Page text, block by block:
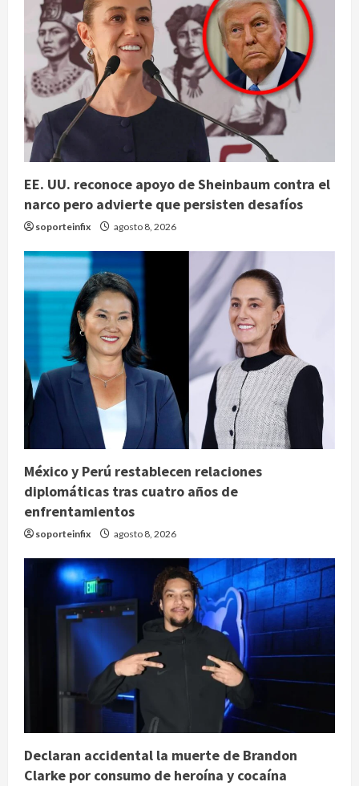
EE. UU. reconoce apoyo de Sheinbaum contra el
narco pero advierte que persisten desafíos
soporteinfix agosto 8, 2026
México y Perú restablecen relaciones
diplomáticas tras cuatro años de
enfrentamientos
soporteinfix agosto 8, 2026
Declaran accidental la muerte de Brandon
Clarke por consumo de heroína y cocaína